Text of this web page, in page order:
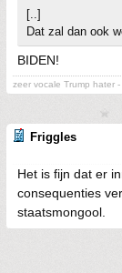
[..]
Dat zal dan ook
BIDEN!
zeer vocale Trump hater
Friggles
Het is fijn dat er
consequenties
staatsmongool.